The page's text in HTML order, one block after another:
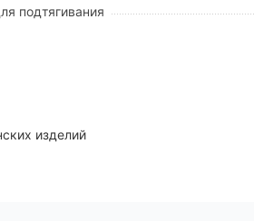
секций кровати.
подтягивания
изделий